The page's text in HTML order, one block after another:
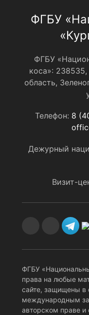
ФГБУ
ФГБУ
коса»:
область,
Телефон: 8
Дежурный
Визит-
ФГБУ
права на любые
сайте, защищены в
международным
авторском праве